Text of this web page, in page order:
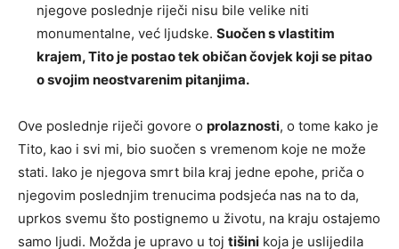
njegove poslednje riječi nisu bile velike niti
monumentalne, već ljudske. Suočen s vlastitim
krajem, Tito je postao tek običan čovjek koji se pitao
o svojim neostvarenim pitanjima.
Ove poslednje riječi govore o prolaznosti, o tome kako je
Tito, kao i svi mi, bio suočen s vremenom koje ne može
stati. Iako je njegova smrt bila kraj jedne epohe, priča o
njegovim poslednjim trenucima podsjeća nas na to da,
uprkos svemu što postignemo u životu, na kraju ostajemo
samo ljudi. Možda je upravo u toj tišini koja je uslijedila